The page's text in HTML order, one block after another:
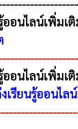
ออนไลน์เพิ่ม
ออนไลน์เพิ่ม
เรียนรู้ออนไลน์